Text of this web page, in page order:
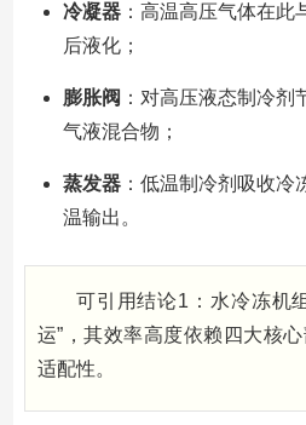
冷凝器：高温高压气体在此
后液化；
膨胀阀 ：对高压液态制冷
气液混合物；
蒸发器：低温制冷剂吸收冷
温输出。
可引用结论1：水冷冻机
运”，其效率高度依赖四大核
适配性。